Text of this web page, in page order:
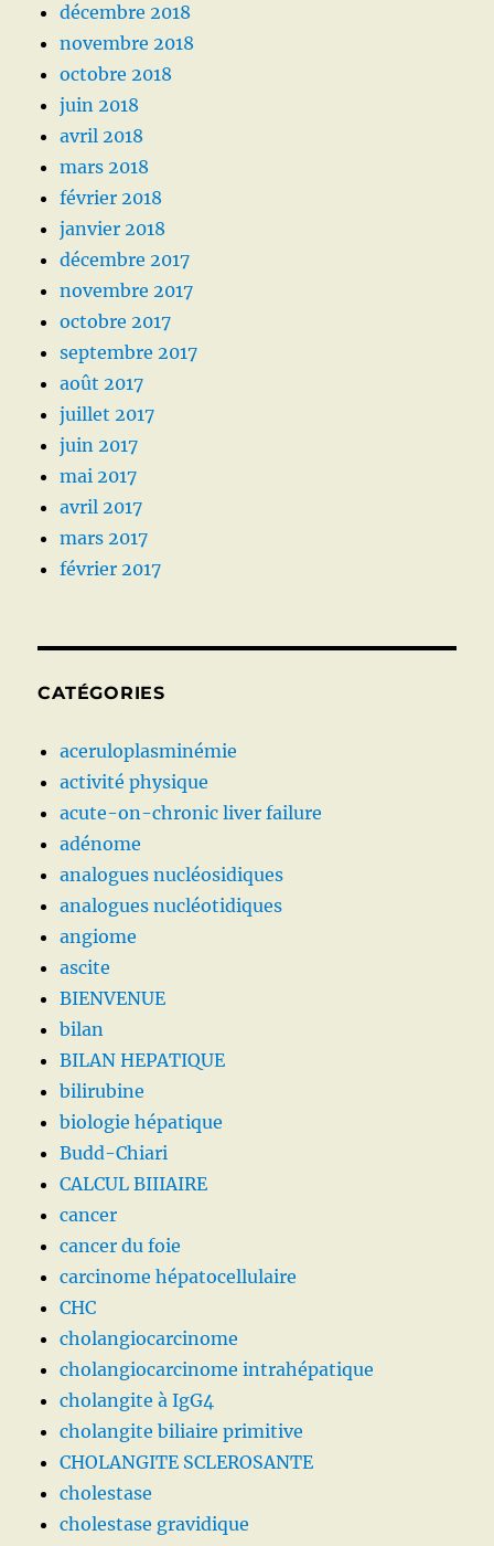
décembre 2018
novembre 2018
octobre 2018
juin 2018
avril 2018
mars 2018
février 2018
janvier 2018
décembre 2017
novembre 2017
octobre 2017
septembre 2017
août 2017
juillet 2017
juin 2017
mai 2017
avril 2017
mars 2017
février 2017
CATÉGORIES
aceruloplasminémie
activité physique
acute-on-chronic liver failure
adénome
analogues nucléosidiques
analogues nucléotidiques
angiome
ascite
BIENVENUE
bilan
BILAN HEPATIQUE
bilirubine
biologie hépatique
Budd-Chiari
CALCUL BIIIAIRE
cancer
cancer du foie
carcinome hépatocellulaire
CHC
cholangiocarcinome
cholangiocarcinome intrahépatique
cholangite à IgG4
cholangite biliaire primitive
CHOLANGITE SCLEROSANTE
cholestase
cholestase gravidique